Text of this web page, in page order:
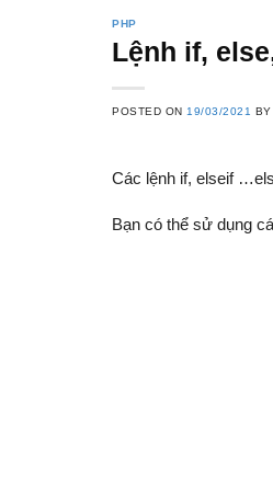
PHP
Lệnh if,
POSTED ON 19/03/2021
Các lệnh if, elseif
Bạn có thể sử dụng